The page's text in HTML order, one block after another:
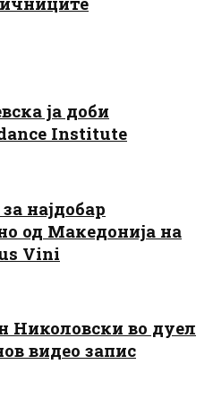
ја доби
Institute
најдобар
од Македонија на
Vini
Николовски во дуел
видео запис